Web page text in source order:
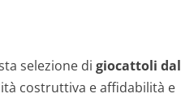
selezione di giocattoli dal
costruttiva e affidabilità e